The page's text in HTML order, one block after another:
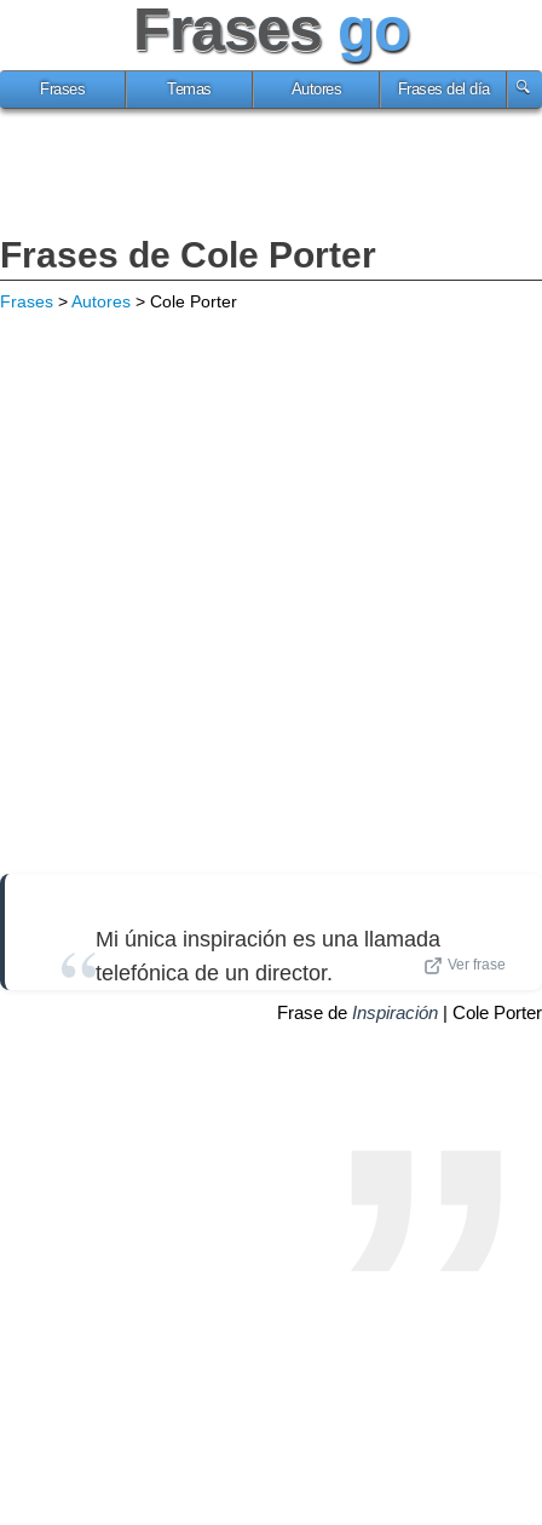
Frases go
Frases Temas Autores Frases del día
Frases de Cole Porter
Frases >Autores > Cole Porter
Mi única inspiración es una llamada
telefónica de un director.
Ver frase
Frase de Inspiración | Cole Porter